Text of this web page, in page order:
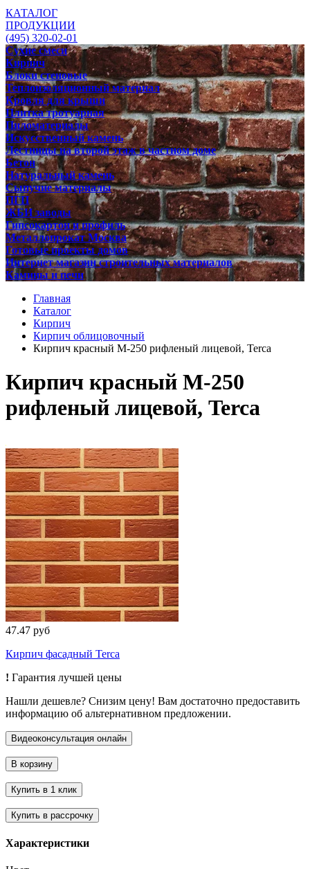
КАТАЛОГ
ПРОДУКЦИИ
(495) 320-02-01
Сухие смеси
Кирпич
Блоки стеновые
Теплоизоляционный материал
Кровля для крыши
Плитка тротуарная
Пиломатериалы
Искусственный камень
Лестницы на второй этаж в частном доме
Бетон
Натуральный камень
Сыпучие материалы
ПГП
ЖБИ заводы
Гипсокартон и профиль
Металлопрокат Москва
Готовые проекты домов
Интернет магазин строительных материалов
Камины и печи
Главная
Каталог
Кирпич
Кирпич облицовочный
Кирпич красный М-250 рифленый лицевой, Terca
Кирпич красный М-250
рифленый лицевой, Terca
47.47 руб
Кирпич фасадный Terca
! Гарантия лучшей цены
Нашли дешевле? Снизим цену! Вам достаточно предоставить
информацию об альтернативном предложении.
Характеристики